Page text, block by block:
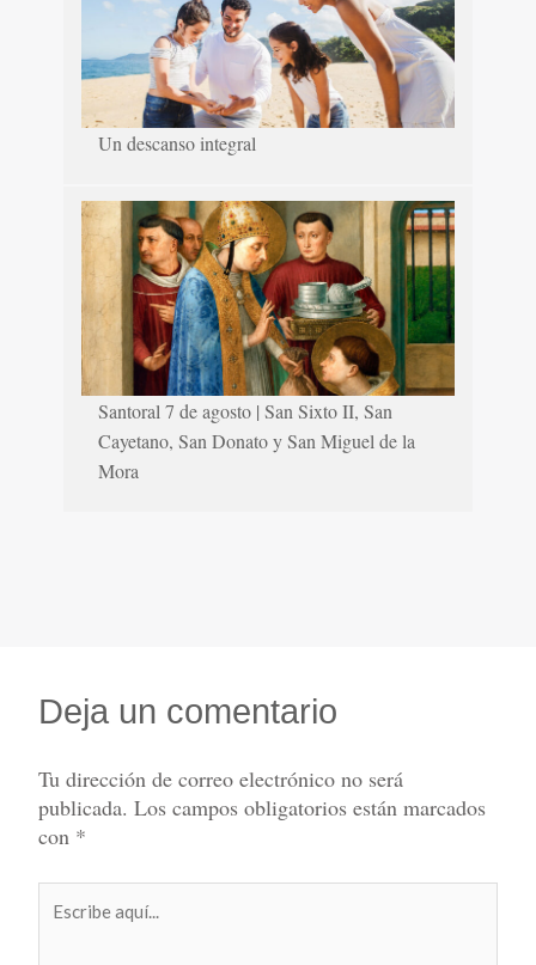
Un descanso integral
Santoral 7 de agosto | San Sixto II, San
Cayetano, San Donato y San Miguel de la
Mora
Deja un comentario
Tu dirección de correo electrónico no será
publicada. Los campos obligatorios están marcados
con *
aquí...